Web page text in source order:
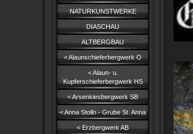
NATURKUNSTWERKE
DIASCHAU
ALTBERGBAU
< Alaunschieferbergwerk O
< Alaun- u.
Kupferschieferbergwerk HS
< Arsenkiesbergwerk SB
< Anna Stolln - Grube St. Anna
< Erzbergwerk AB